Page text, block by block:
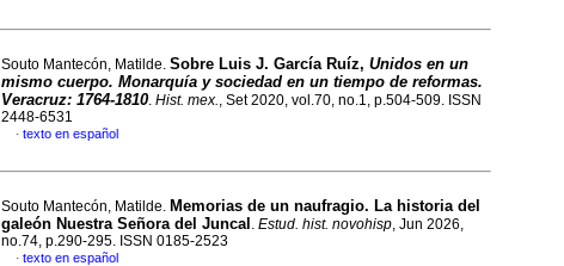
Souto Mantecón, Matilde. Sobre Luis J. García Ruíz, Unidos en un
mismo cuerpo. Monarquía y sociedad en un tiempo de reformas.
Veracruz: 1764-1810. Hist. mex., Set 2020, vol.70, no.1, p.504-509. ISSN
2448-6531
· texto en español
Souto Mantecón, Matilde. Memorias de un naufragio. La historia del
galeón Nuestra Señora del Juncal . Estud. hist. novohisp, Jun 2026,
no.74, p.290-295. ISSN 0185-2523
· texto en español